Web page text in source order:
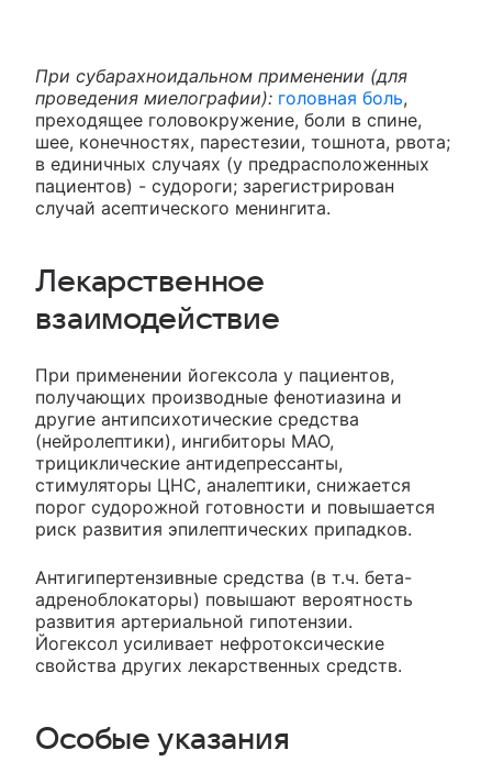
При субарахноидальном применении (для
проведения миелографии): головная боль,
преходящее головокружение, боли в спине,
шее, конечностях, парестезии, тошнота, рвота;
в единичных случаях (у предрасположенных
пациентов) - судороги; зарегистрирован
случай асептического менингита.
Лекарственное
взаимодействие
При применении йогексола у пациентов,
получающих производные фенотиазина и
другие антипсихотические средства
(нейролептики), ингибиторы МАО,
трициклические антидепрессанты,
стимуляторы ЦНС, аналептики, снижается
порог судорожной готовности и повышается
риск развития эпилептических припадков.
Антигипертензивные средства (в т.ч. бета-
адреноблокаторы) повышают вероятность
развития артериальной гипотензии.
Йогексол усиливает нефротоксические
свойства других лекарственных средств.
Особые указания